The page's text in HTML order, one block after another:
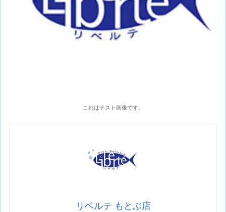
これはテスト画像です。
リベルテ もとぶ店